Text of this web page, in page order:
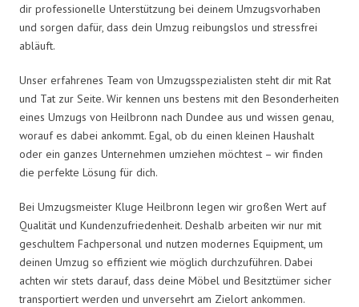
dir professionelle Unterstützung bei deinem Umzugsvorhaben
und sorgen dafür, dass dein Umzug reibungslos und stressfrei
abläuft.
Unser erfahrenes Team von Umzugsspezialisten steht dir mit Rat
und Tat zur Seite. Wir kennen uns bestens mit den Besonderheiten
eines Umzugs von Heilbronn nach Dundee aus und wissen genau,
worauf es dabei ankommt. Egal, ob du einen kleinen Haushalt
oder ein ganzes Unternehmen umziehen möchtest – wir finden
die perfekte Lösung für dich.
Bei Umzugsmeister Kluge Heilbronn legen wir großen Wert auf
Qualität und Kundenzufriedenheit. Deshalb arbeiten wir nur mit
geschultem Fachpersonal und nutzen modernes Equipment, um
deinen Umzug so effizient wie möglich durchzuführen. Dabei
achten wir stets darauf, dass deine Möbel und Besitztümer sicher
transportiert werden und unversehrt am Zielort ankommen.